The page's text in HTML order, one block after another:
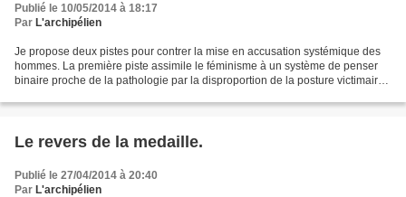
Publié le 10/05/2014 à 18:17
Par L'archipélien
Je propose deux pistes pour contrer la mise en accusation systémique des
hommes. La première piste assimile le féminisme à un système de penser
binaire proche de la pathologie par la disproportion de la posture victimaire
Le revers de la medaille.
Publié le 27/04/2014 à 20:40
Par L'archipélien